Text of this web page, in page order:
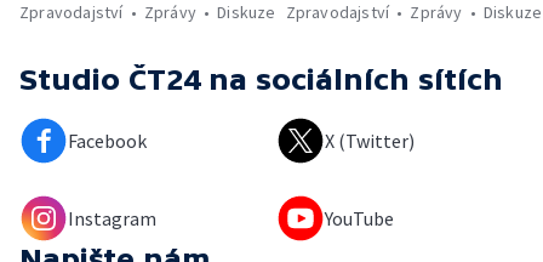
Zpravodajství
Zprávy Diskuze
Zpravodajství
Zprávy Diskuze
Studio ČT24 na sociálních sítích
Facebook X (Twitter)
Instagram YouTube